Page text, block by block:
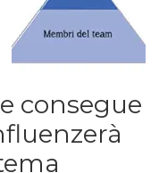
consegue